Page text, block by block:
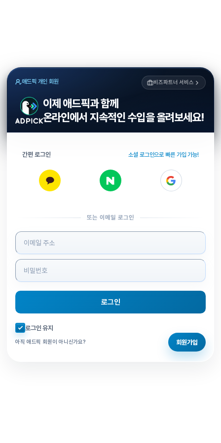
애드픽 개인 회원 비즈파트너 서비스
이제 애드픽과 함께
온라인에서 지속적인 수입을 올려보세요!
간편 로그인 소셜 로그인으로 빠른 가입 가능!
또는 이메일 로그인
로그인 정보 입력
로그인
자동로그인 체크
로그인 유지
아직 애드픽 회원이 아니신가요? 회원가입